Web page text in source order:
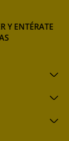
Y ENTÉRATE